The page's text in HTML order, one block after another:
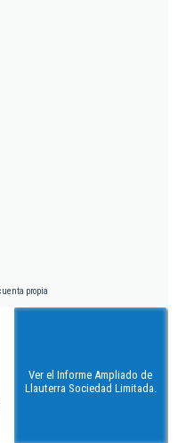
propia
Ver el Informe Ampliado de
Llauterra Sociedad Limitada.